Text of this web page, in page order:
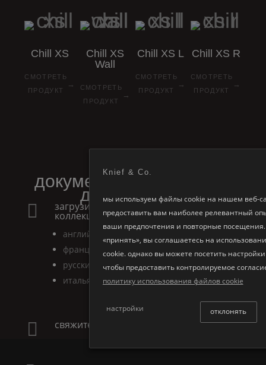
Chill XS
СМОТРЕТЬ
ПРОДУКТ
→
Chill
XS
Wall
СМОТРЕТЬ
ПРОДУКТ
→
Chill XS L
СМОТРЕТЬ
ПРОДУКТ
→
Chill XS R
СМОТРЕТЬ
ПРОДУКТ
→
документация и файлы
для загрузки
 загрузите каталог акриловая
коллекция
английский
французский
русский
итальянский
 свяжитесь с нами
Knief & Co.
мы используем файлы cookie на нашем веб-
предоставить вам наиболее релевантный
ваши предпочтения и повторные
«принять», вы соглашаетесь на
cookie. однако вы можете посетить
чтобы предоставить контролируемое
политику использования файлов cookie
настройки отклонять